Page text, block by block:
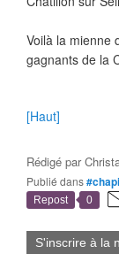
Voilà la mienne
gagnants de la
[Haut]
Rédigé par
Publié dans
Repost 0
S'inscrire à la